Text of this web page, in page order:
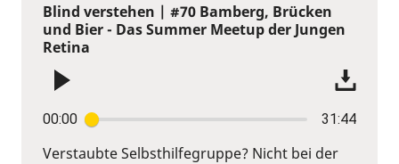
Blind verstehen | #70 Bamberg, Brücken
und Bier - Das Summer Meetup der Jungen
Retina
00:00 31:44
Verstaubte Selbsthilfegruppe? Nicht bei der